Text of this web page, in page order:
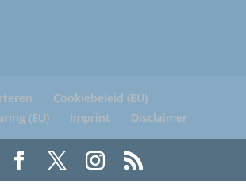
Cookiebeleid (EU)
(EU)
Imprint Disclaimer